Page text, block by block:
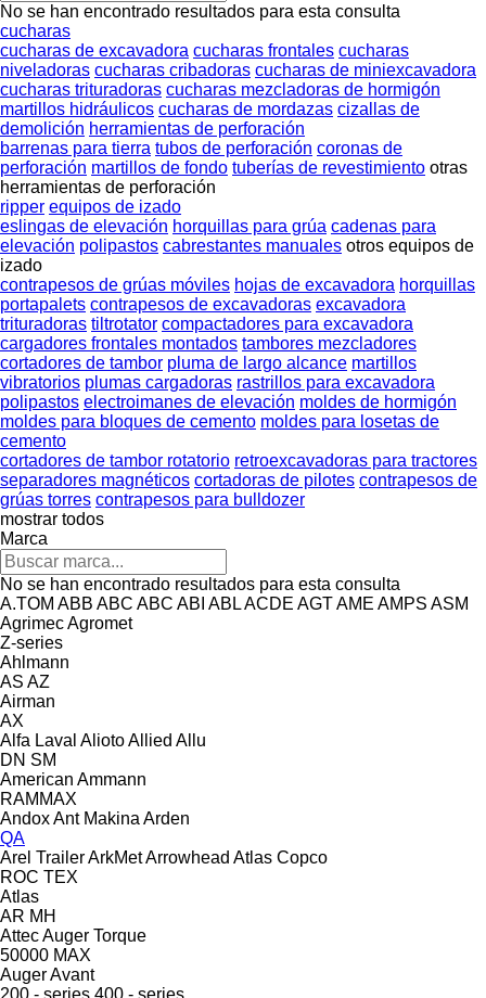
No se han encontrado resultados para esta consulta
cucharas
cucharas de excavadora cucharas frontales cucharas
niveladoras cucharas cribadoras cucharas de miniexcavadora
cucharas trituradoras cucharas mezcladoras de hormigón
martillos hidráulicos cucharas de mordazas cizallas de
demolición herramientas de perforación
barrenas para tierra tubos de perforación coronas de
perforación martillos de fondo tuberías de revestimiento otras
herramientas de perforación
ripper equipos de izado
eslingas de elevación horquillas para grúa cadenas para
elevación polipastos cabrestantes manuales otros equipos de
izado
contrapesos de grúas móviles hojas de excavadora horquillas
portapalets contrapesos de excavadoras excavadora
trituradoras tiltrotator compactadores para excavadora
cargadores frontales montados tambores mezcladores
cortadores de tambor pluma de largo alcance martillos
vibratorios plumas cargadoras rastrillos para excavadora
polipastos electroimanes de elevación moldes de hormigón
moldes para bloques de cemento moldes para losetas de
cemento
cortadores de tambor rotatorio retroexcavadoras para tractores
separadores magnéticos cortadoras de pilotes contrapesos de
grúas torres contrapesos para bulldozer
mostrar todos
Marca
No se han encontrado resultados para esta consulta
A.TOM ABB ABC ABC ABI ABLACDE AGTAME AMPS ASM
AgrimecAgromet
Z-series
Ahlmann
AS AZ
Airman
AX
Alfa Laval AliotoAllied Allu
DN SM
American Ammann
RAMMAX
AndoxAnt Makina Arden
QA
Arel TrailerArkMetArrowhead Atlas Copco
ROC TEX
Atlas
AR MH
AttecAuger Torque
50000 MAX
AugerAvant
200 - series 400 - series